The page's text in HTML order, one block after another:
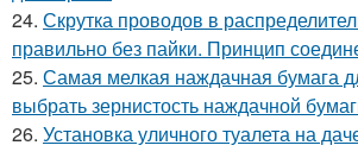
24. Скрутка проводов в
правильно без пайки. Принцип
25. Самая мелкая наждачная бумага
выбрать зернистость наждачной
26. Установка уличного туалета на